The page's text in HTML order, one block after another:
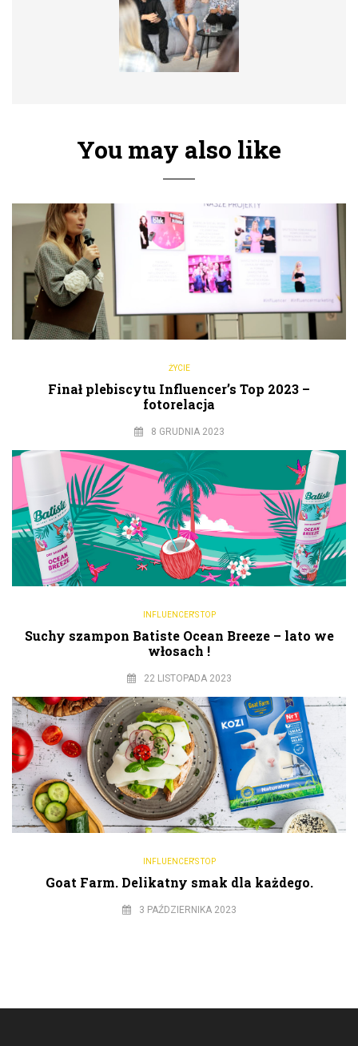
You may also like
ŻYCIE
Finał plebiscytu Influencer’s Top 2023 –
fotorelacja
8 GRUDNIA 2023
INFLUENCER'S TOP
Suchy szampon Batiste Ocean Breeze – lato we
włosach !
22 LISTOPADA 2023
INFLUENCER'S TOP
Goat Farm. Delikatny smak dla każdego.
3 PAŹDZIERNIKA 2023